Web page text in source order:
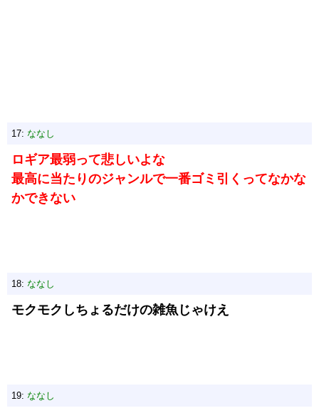
17: ななし
ロギア最弱って悲しいよな
最高に当たりのジャンルで一番ゴミ引くってなかな
かできない
18: ななし
モクモクしちょるだけの雑魚じゃけえ
19: ななし